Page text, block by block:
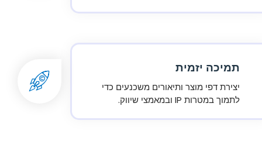
תמיכה יזמית
יצירת דפי מוצר ותיאורים משכנעים כדי
לתמוך במטרות IP ובמאמצי שיווק.